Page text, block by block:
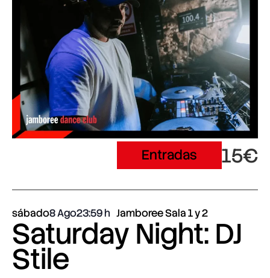
Entradas 15€
sábado8 Ago23:59 Jamboree Sala 1 y 2
Saturday Night: DJ
Stile